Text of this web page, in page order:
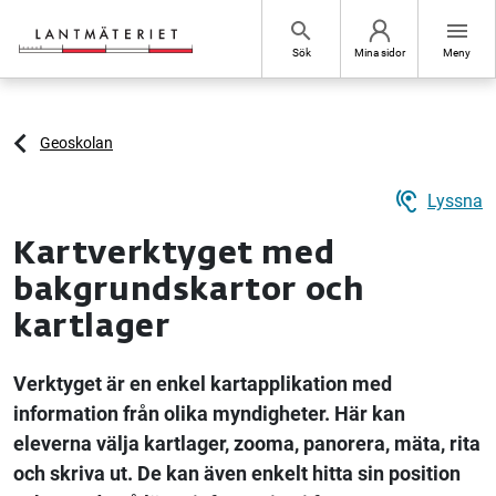
search
Sök Mina sidor
menu
Meny
Geoskolan
hearing Lyssna
Kartverktyget med
bakgrundskartor och
kartlager
Verktyget är en enkel kartapplikation med
information från olika myndigheter. Här kan
eleverna välja kartlager, zooma, panorera, mäta, rita
och skriva ut. De kan även enkelt hitta sin position